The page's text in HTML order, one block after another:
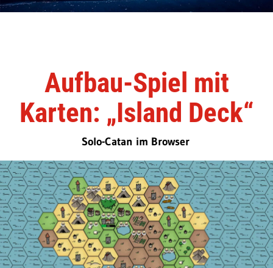
Aufbau-Spiel mit
Karten: „Island Deck“
Solo-Catan im Browser